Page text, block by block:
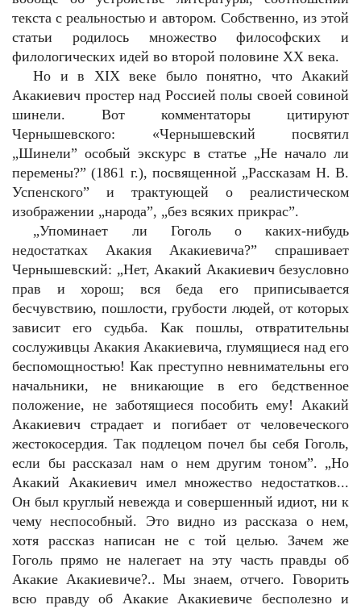
текста с реальностью и автором. Собственно, из этой
статьи родилось множество философских и
филологических идей во второй половине XX века.
Но и в XIX веке было понятно, что Акакий
Акакиевич простер над Россией полы своей совиной
шинели. Вот комментаторы цитируют
Чернышевского: «Чернышевский посвятил
„Шинели” особый экскурс в статье „Не начало ли
перемены?” (1861 г.), посвященной „Рассказам Н. В.
Успенского” и трактующей о реалистическом
изображении „народа”, „без всяких прикрас”.
„Упоминает ли Гоголь о каких-нибудь
недостатках Акакия Акакиевича?” спрашивает
Чернышевский: „Нет, Акакий Акакиевич безусловно
прав и хорош; вся беда его приписывается
бесчувствию, пошлости, грубости людей, от которых
зависит его судьба. Как пошлы, отвратительны
сослуживцы Акакия Акакиевича, глумящиеся над его
беспомощностью! Как преступно невнимательны его
начальники, не вникающие в его бедственное
положение, не заботящиеся пособить ему! Акакий
Акакиевич страдает и погибает от человеческого
жестокосердия. Так подлецом почел бы себя Гоголь,
если бы рассказал нам о нем другим тоном”. „Но
Акакий Акакиевич имел множество недостатков...
Он был круглый невежда и совершенный идиот, ни к
чему неспособный. Это видно из рассказа о нем,
хотя рассказ написан не с той целью. Зачем же
Гоголь прямо не налегает на эту часть правды об
Акакие Акакиевиче?.. Мы знаем, отчего. Говорить
всю правду об Акакие Акакиевиче бесполезно и